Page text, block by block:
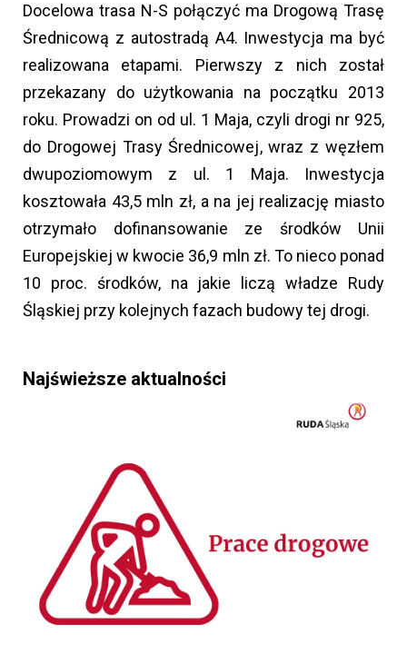
Docelowa trasa N-S połączyć ma Drogową Trasę
Średnicową z autostradą A4. Inwestycja ma być
realizowana etapami. Pierwszy z nich został
przekazany do użytkowania na początku 2013
roku. Prowadzi on od ul. 1 Maja, czyli drogi nr 925,
do Drogowej Trasy Średnicowej, wraz z węzłem
dwupoziomowym z ul. 1 Maja. Inwestycja
kosztowała 43,5 mln zł, a na jej realizację miasto
otrzymało dofinansowanie ze środków Unii
Europejskiej w kwocie 36,9 mln zł. To nieco ponad
10 proc. środków, na jakie liczą władze Rudy
Śląskiej przy kolejnych fazach budowy tej drogi.
Najświeższe aktualności